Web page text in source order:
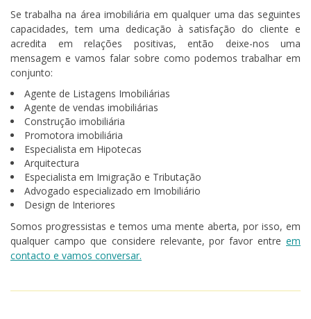
Se trabalha na área imobiliária em qualquer uma das seguintes
capacidades, tem uma dedicação à satisfação do cliente e
acredita em relações positivas, então deixe-nos uma
mensagem e vamos falar sobre como podemos trabalhar em
conjunto:
Agente de Listagens Imobiliárias
Agente de vendas imobiliárias
Construção imobiliária
Promotora imobiliária
Especialista em Hipotecas
Arquitectura
Especialista em Imigração e Tributação
Advogado especializado em Imobiliário
Design de Interiores
Somos progressistas e temos uma mente aberta, por isso, em
qualquer campo que considere relevante, por favor entre em
contacto e vamos conversar.